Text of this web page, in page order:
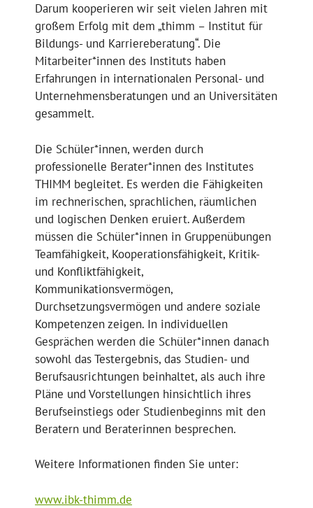
Darum kooperieren wir seit vielen Jahren mit
großem Erfolg mit dem „thimm – Institut für
Bildungs- und Karriereberatung“. Die
Mitarbeiter*innen des Instituts haben
Erfahrungen in internationalen Personal- und
Unternehmensberatungen und an Universitäten
gesammelt.
Die Schüler*innen, werden durch
professionelle Berater*innen des Institutes
THIMM begleitet. Es werden die Fähigkeiten
im rechnerischen, sprachlichen, räumlichen
und logischen Denken eruiert. Außerdem
müssen die Schüler*innen in Gruppenübungen
Teamfähigkeit, Kooperationsfähigkeit, Kritik-
und Konfliktfähigkeit,
Kommunikationsvermögen,
Durchsetzungsvermögen und andere soziale
Kompetenzen zeigen. In individuellen
Gesprächen werden die Schüler*innen danach
sowohl das Testergebnis, das Studien- und
Berufsausrichtungen beinhaltet, als auch ihre
Pläne und Vorstellungen hinsichtlich ihres
Berufseinstiegs oder Studienbeginns mit den
Beratern und Beraterinnen besprechen.
Weitere Informationen finden Sie unter:
www.ibk-thimm.de